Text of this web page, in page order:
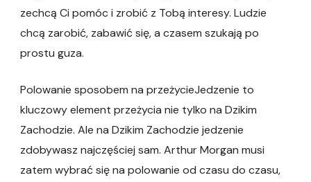
zechcą Ci pomóc i zrobić z Tobą interesy. Ludzie
chcą zarobić, zabawić się, a czasem szukają po
prostu guza.
Polowanie sposobem na przeżycieJedzenie to
kluczowy element przeżycia nie tylko na Dzikim
Zachodzie. Ale na Dzikim Zachodzie jedzenie
zdobywasz najczęściej sam. Arthur Morgan musi
zatem wybrać się na polowanie od czasu do czasu,